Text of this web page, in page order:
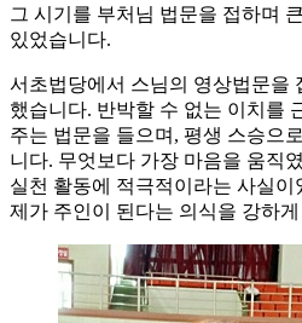
그 시기를 부처님 법문을 접하며
있었습니다.
서초법당에서 스님의 영상법문을
했습니다. 반박할 수 없는 이치를
주는 법문을 들으며, 평생 스승으
니다. 무엇보다 가장 마음을 움직
실천 활동에 적극적이라는 사실이
제가 주인이 된다는 의식을 강하